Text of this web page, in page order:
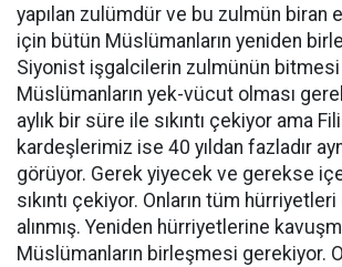
yapılan zulümdür ve bu zulmün biran
için bütün Müslümanların yeniden
Siyonist işgalcilerin zulmünün
Müslümanların yek-vücut olması
aylık bir süre ile sıkıntı çekiyor ama
kardeşlerimiz ise 40 yıldan fazladır
görüyor. Gerek yiyecek ve gerekse
sıkıntı çekiyor. Onların tüm
alınmış. Yeniden hürriyetlerine
Müslümanların birleşmesi gerekiyor.